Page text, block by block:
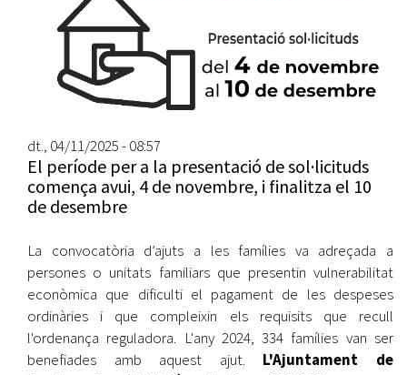
dt., 04/11/2025 - 08:57
El període per a la presentació de sol·licituds
comença avui, 4 de novembre, i finalitza el 10
de desembre
La convocatòria d’ajuts a les famílies va adreçada a
persones o unitats familiars que presentin vulnerabilitat
econòmica que dificulti el pagament de les despeses
ordinàries i que compleixin els requisits que recull
l'ordenança reguladora. L'any 2024, 334 famílies van ser
benefiades amb aquest ajut. L'Ajuntament de